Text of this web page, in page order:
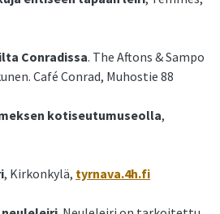
Conradissa. The Aftons & Sampo
Café Conrad, Muhostie 88
kotiseutumuseolla,
, Kirkonkylä, tyrnava.4h.fi